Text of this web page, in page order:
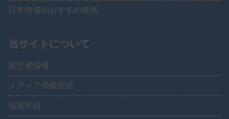
日本俳優別おすすめ映画
当サイトについて
運営者情報
メディア掲載実績
協賛実績